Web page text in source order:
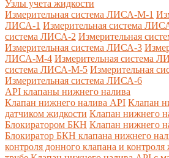
Узлы учета жидкости
Измерительная система ЛИСА-М-1
ЛИСА-1 Измерительная система
система ЛИСА-2 Измерительная
Измерительная система ЛИСА-3
ЛИСА-М-4 Измерительная система
система ЛИСА-М-5 Измерительная
Измерительная система ЛИСА-6
API клапаны нижнего налива
Клапан нижнего налива API Клапан
датчиком жидкости Клапан нижнего
Блокиратором БКН Клапан нижнего
Блокиратор БКН клапана нижнего
контроля донного клапана и